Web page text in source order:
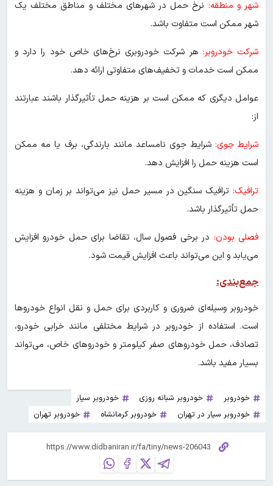
شهر و منطقه: نرخ حمل در شهرهای مختلف و مناطق مختلف یک
شهر ممکن است متفاوت باشد.
شرکت خودروبر: هر شرکت خودروبری نرخ‌های خاص خود را دارد و
ممکن است خدمات و تخفیف‌های متفاوتی ارائه دهد.
عوامل دیگری که ممکن است بر هزینه حمل تأثیرگذار باشند عبارتند
از:
شرایط جوی:شرایط جوی نامساعد مانند بارندگی، برف یا مه ممکن
است هزینه حمل را افزایش دهد.
ترافیک: ترافیک سنگین در مسیر حمل نیز می‌تواند بر زمان و هزینه
حمل تأثیرگذار باشد.
فصلی بودن: در برخی فصول سال، تقاضا برای حمل خودرو افزایش
می‌یابد و این می‌تواند باعث افزایش قیمت شود.
جمع‌بندی:
خودروبر وسیله‌ای ضروری و کاربردی برای حمل و نقل انواع خودروها
است. استفاده از خودروبر در شرایط مختلفی مانند خرابی خودرو،
تصادف، حمل خودروهای صفر کیلومتر و خودروهای خاص، می‌تواند
بسیار مفید باشد.
خودروبر خودروبر شبانه روزی
خودروبر سیار
خودروبر سیار در تهران
خودروبر کرمانشاه خودروبر تهران